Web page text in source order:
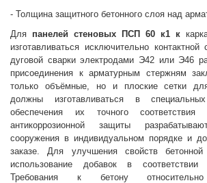
- Толщина защитного бетонного слоя над
Для панелей стеновых ПСП 60 к1 к
изготавливаться исключительно
дуговой сварки электродами Э42 или Э46
присоединения к арматурным стержням
только объёмные, но и плоские сетки
должны изготавливаться в
обеспечения их точного
антикоррозионной защиты
сооружения в индивидуальном порядке и
заказе. Для улучшения свойств
использование добавок в
Требования к бетону относительно